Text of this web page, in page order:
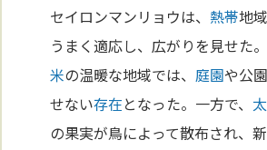
セイロンマンリョウは、熱帯地
うまく適応し、広がりを見せた。
米の温暖な地域では、庭園や公
せない存在となった。一方で、
の果実が鳥によって散布され、